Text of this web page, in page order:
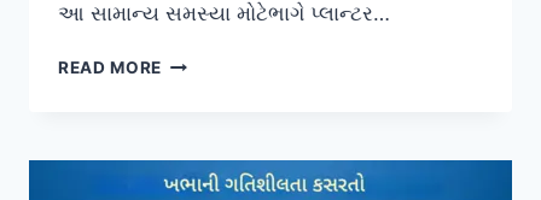
આ સામાન્ય સમસ્યા મોટેભાગે પ્લાન્ટર…
READ MORE સવારના
રોકવાની
સિક્રેટ